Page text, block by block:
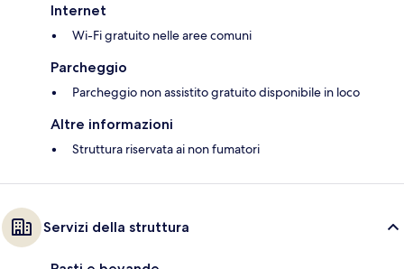
Internet
Wi-Fi gratuito nelle aree comuni
Parcheggio
Parcheggio non assistito gratuito disponibile in loco
Altre informazioni
Struttura riservata ai non fumatori
Servizi della struttura